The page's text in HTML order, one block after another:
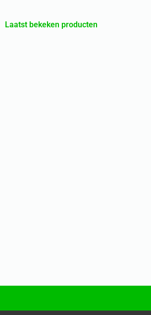
Laatst bekeken producten